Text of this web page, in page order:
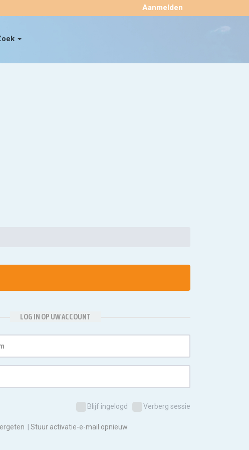
Aanmelden ×
LOG IN OP UW ACCOUNT
Blijf ingelogd Verberg sessie
Stuur activatie-e-mail opnieuw